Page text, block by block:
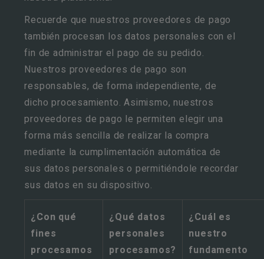
Recuerde que nuestros proveedores de pago
también procesan los datos personales con el
fin de administrar el pago de su pedido.
Nuestros proveedores de pago son
responsables, de forma independiente, de
dicho procesamiento. Asimismo, nuestros
proveedores de pago le permiten elegir una
forma más sencilla de realizar la compra
mediante la cumplimentación automática de
sus datos personales o permitiéndole recordar
sus datos en su dispositivo.
¿Con qué
fines
procesamos
¿Qué datos
personales
procesamos?
¿Cuál es
nuestro
fundamento